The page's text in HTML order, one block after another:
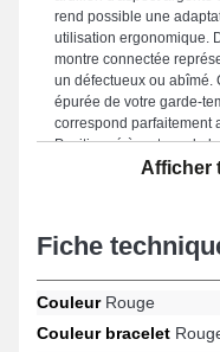
rend possible une
utilisation ergonomique.
montre connectée
un défectueux ou abîmé.
épurée de votre garde-
correspond parfaitement
Positionné à ce type de
conforme sur cette
populaires de la marque.
Afficher
Fiche
CouleurRouge
Couleur bracelet